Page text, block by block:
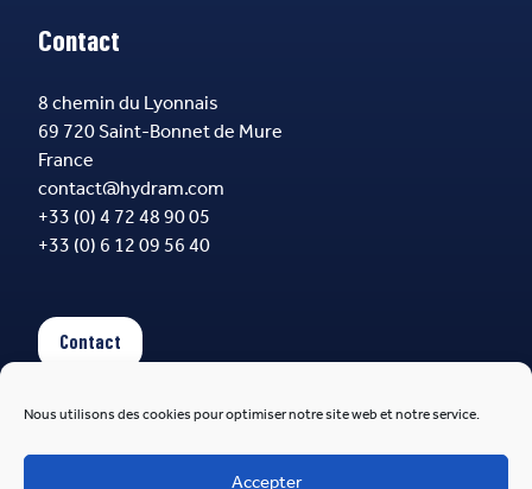
Nous utilisons des cookies pour optimiser notre site web et notre service.
Accepter
Contact
8 chemin du Lyonnais
69 720 Saint-Bonnet de Mure
France
contact@hydram.com
+33 (0) 4 72 48 90 05
+33 (0) 6 12 09 56 40
Contact